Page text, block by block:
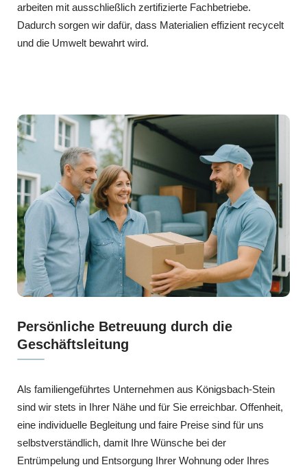
arbeiten mit ausschließlich zertifizierte Fachbetriebe.
Dadurch sorgen wir dafür, dass Materialien effizient recycelt
und die Umwelt bewahrt wird.
Persönliche Betreuung durch die
Geschäftsleitung
Als familiengeführtes Unternehmen aus Königsbach-Stein
sind wir stets in Ihrer Nähe und für Sie erreichbar. Offenheit,
eine individuelle Begleitung und faire Preise sind für uns
selbstverständlich, damit Ihre Wünsche bei der
Entrümpelung und Entsorgung Ihrer Wohnung oder Ihres